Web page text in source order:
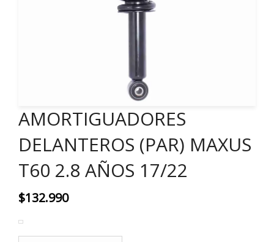
AMORTIGUADORES
DELANTEROS (PAR) MAXUS
T60 2.8 AÑOS 17/22
$132.990